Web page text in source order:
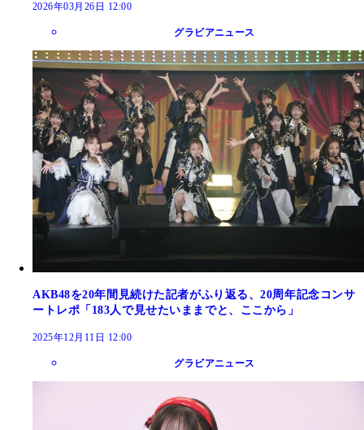
2026年03月26日 12:00
グラビアニュース
AKB48を20年間見続けた記者がふり返る、20周年記念コンサ
ートレポ「183人で見せたいままでと、ここから」
2025年12月11日 12:00
グラビアニュース